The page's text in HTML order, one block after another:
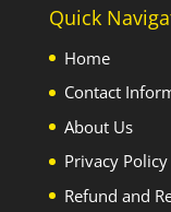
Quick
Home
Contact
About Us
Privacy Policy
Refund and